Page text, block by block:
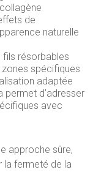
de
naturelle
fils résorbables
spécifiques
adaptée
permet d’adresser
avec
approche sûre,
la fermeté de la